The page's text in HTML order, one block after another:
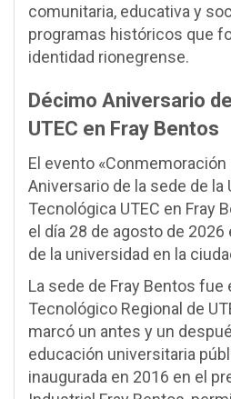
comunitaria, educativa y
programas históricos que
identidad rionegrense.
Décimo Aniversario
UTEC en Fray Bentos
El evento
Aniversario de la sede de la
Tecnológica UTEC en Fray
el día 28 de agosto de 2026
de la universidad en la
La sede de Fray Bentos
Tecnológico Regional de
marcó un antes y un
educación universitaria
inaugurada en 2016 en el